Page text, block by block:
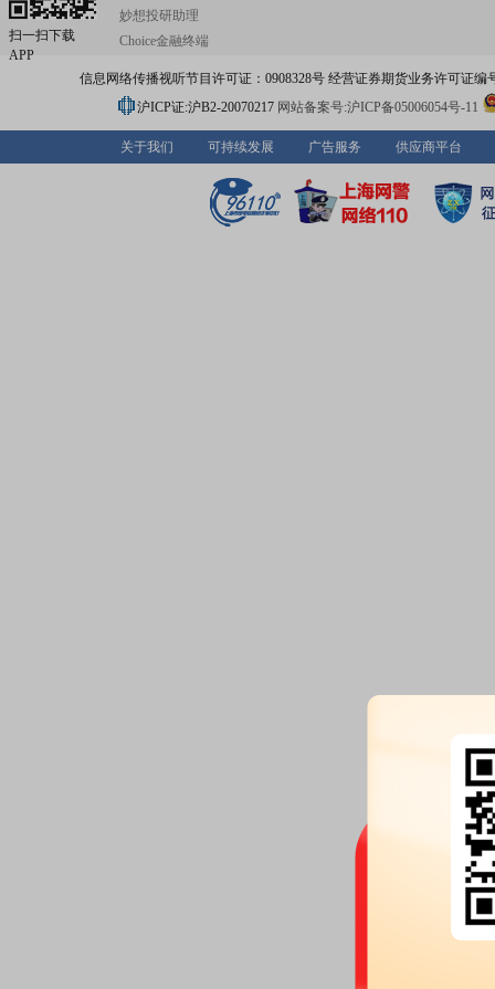
扫一扫下载
APP
妙想投研助理
Choice金融终端
信息网络传播视听节目许可证：0908328号 经营证券期货业务许可证编
沪ICP证:沪B2-20070217 网站备案号:沪ICP备05006054号-11
关于我们 可持续发展 广告服务 供应商平台